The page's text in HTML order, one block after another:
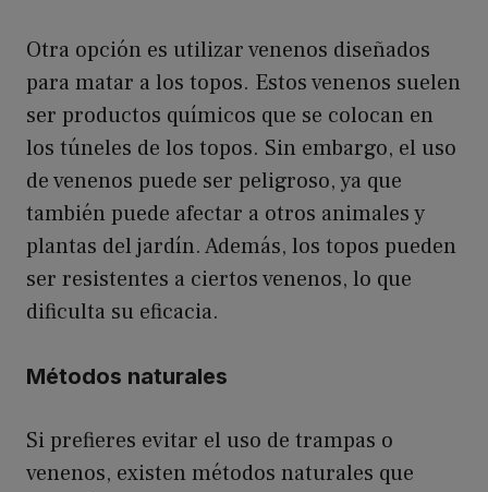
Otra opción es utilizar venenos diseñados
para matar a los topos. Estos venenos suelen
ser productos químicos que se colocan en
los túneles de los topos. Sin embargo, el uso
de venenos puede ser peligroso, ya que
también puede afectar a otros animales y
plantas del jardín. Además, los topos pueden
ser resistentes a ciertos venenos, lo que
dificulta su eficacia.
Métodos naturales
Si prefieres evitar el uso de trampas o
venenos, existen métodos naturales que